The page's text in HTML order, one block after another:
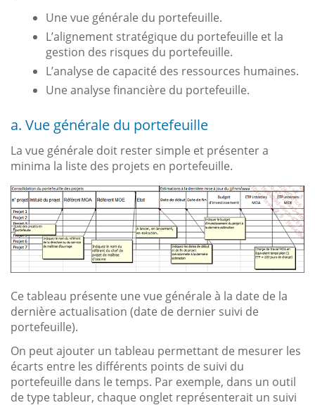
Une vue générale du portefeuille.
L’alignement stratégique du portefeuille et la
gestion des risques du portefeuille.
L’analyse de capacité des ressources humaines.
Une analyse financière du portefeuille.
a. Vue générale du portefeuille
La vue générale doit rester simple et présenter a
minima la liste des projets en portefeuille.
Ce tableau présente une vue générale à la date de la
dernière actualisation (date de dernier suivi de
portefeuille).
On peut ajouter un tableau permettant de mesurer les
écarts entre les différents points de suivi du
portefeuille dans le temps. Par exemple, dans un outil
de type tableur, chaque onglet représenterait un suivi